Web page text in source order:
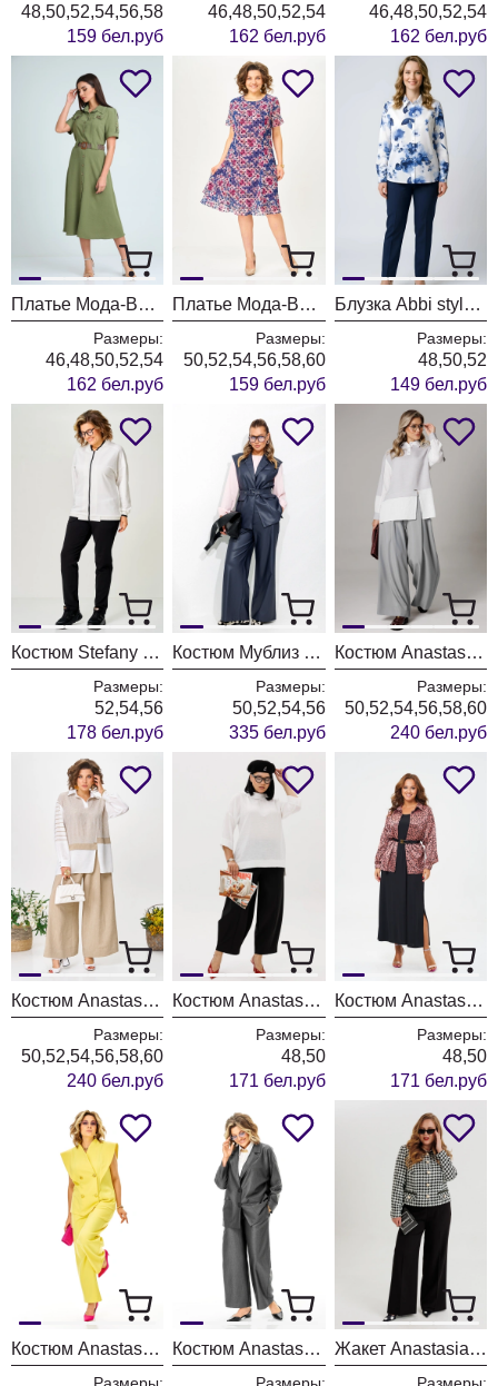
48,50,52,54,56,58
159 бел.руб
46,48,50,52,54
162 бел.руб
46,48,50,52,54
162 бел.руб
Платье Мода-Версаль 2298/хаки
Размеры:
46,48,50,52,54
162 бел.руб
Платье Мода-Версаль 2383 индиго
Размеры:
50,52,54,56,58,60
159 бел.руб
Блузка Abbi style 4075 синяя акварель
Размеры:
48,50,52
149 бел.руб
Костюм Stefany 2066-2 бело-черный
Размеры:
52,54,56
178 бел.руб
Костюм Мублиз 335 синий
Размеры:
50,52,54,56
335 бел.руб
Костюм Anastasia 1242-1 французский серый
Размеры:
50,52,54,56,58,60
240 бел.руб
Костюм Anastasia 1242-1 молочно-бежевый
Размеры:
50,52,54,56,58,60
240 бел.руб
Костюм Anastasia 1300 черный+молочный
Размеры:
48,50
171 бел.руб
Костюм Anastasia 1400 черный+розовое золото
Размеры:
48,50
171 бел.руб
Костюм Anastasia 1399 лимонный Костюм Anastasia 1397 графит Жакет Anastasia 1392 черно-белый